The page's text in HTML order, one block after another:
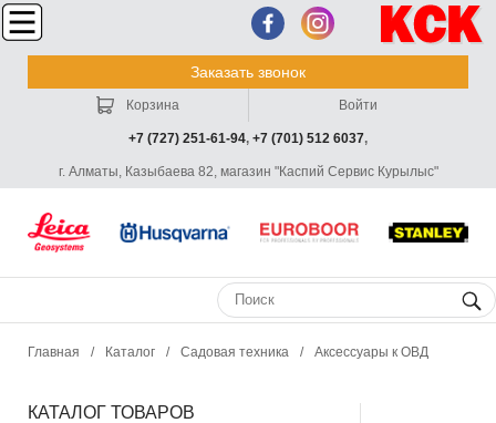
Заказать звонок
+7 (727) 251-61-94, +7 (701) 512 6037,
г. Алматы, Казыбаева 82, магазин "Каспий Сервис Курылыс"
Корзина Войти
Главная / Каталог / Садовая техника / Аксессуары к ОВД
КАТАЛОГ ТОВАРОВ